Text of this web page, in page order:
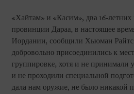
«Хайтам» и «Касим», два 16-летних
провинции Дараа, в настоящее
Иордании, сообщили Хьюман
добровольно присоединились к
группировке, хотя и не принимали
и не проходили специальной
дала нам оружие, не было никакой